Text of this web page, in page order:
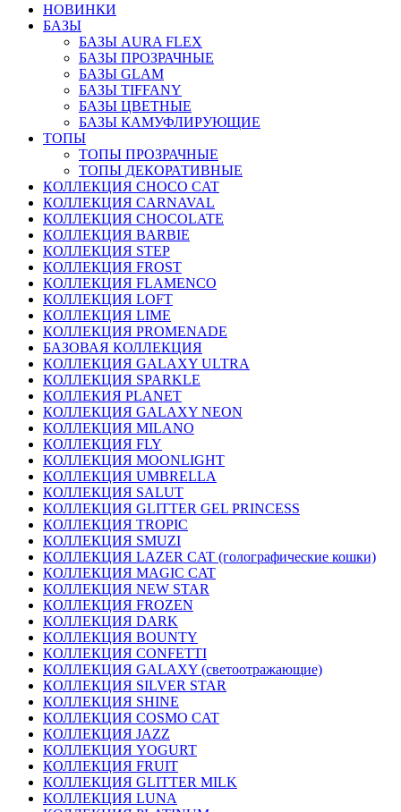
НОВИНКИ
БАЗЫ
БАЗЫ AURA FLEX
БАЗЫ ПРОЗРАЧНЫЕ
БАЗЫ GLAM
БАЗЫ TIFFANY
БАЗЫ ЦВЕТНЫЕ
БАЗЫ КАМУФЛИРУЮЩИЕ
ТОПЫ
ТОПЫ ПРОЗРАЧНЫЕ
ТОПЫ ДЕКОРАТИВНЫЕ
КОЛЛЕКЦИЯ CHOCO CAT
КОЛЛЕКЦИЯ CARNAVAL
КОЛЛЕКЦИЯ CHOCOLATE
КОЛЛЕКЦИЯ BARBIE
КОЛЛЕКЦИЯ STEP
КОЛЛЕКЦИЯ FROST
КОЛЛЕКЦИЯ FLAMENCO
КОЛЛЕКЦИЯ LOFT
КОЛЛЕКЦИЯ LIME
КОЛЛЕКЦИЯ PROMENADE
БАЗОВАЯ КОЛЛЕКЦИЯ
КОЛЛЕКЦИЯ GALAXY ULTRA
КОЛЛЕКЦИЯ SPARKLE
КОЛЛЕКИЯ PLANET
КОЛЛЕКЦИЯ GALAXY NEON
КОЛЛЕКЦИЯ MILANO
КОЛЛЕКЦИЯ FLY
КОЛЛЕКЦИЯ MOONLIGHT
КОЛЛЕКЦИЯ UMBRELLA
КОЛЛЕКЦИЯ SALUT
КОЛЛЕКЦИЯ GLITTER GEL PRINCESS
КОЛЛЕКЦИЯ TROPIC
КОЛЛЕКЦИЯ SMUZI
КОЛЛЕКЦИЯ LAZER CAT (голографические кошки)
КОЛЛЕКЦИЯ MAGIC CAT
КОЛЛЕКЦИЯ NEW STAR
КОЛЛЕКЦИЯ FROZEN
КОЛЛЕКЦИЯ DARK
КОЛЛЕКЦИЯ BOUNTY
КОЛЛЕКЦИЯ CONFETTI
КОЛЛЕКЦИЯ GALAXY (светоотражающие)
КОЛЛЕКЦИЯ SILVER STAR
КОЛЛЕКЦИЯ SHINE
КОЛЛЕКЦИЯ COSMO CAT
КОЛЛЕКЦИЯ JAZZ
КОЛЛЕКЦИЯ YOGURT
КОЛЛЕКЦИЯ FRUIT
КОЛЛЕКЦИЯ GLITTER MILK
КОЛЛЕКЦИЯ LUNA